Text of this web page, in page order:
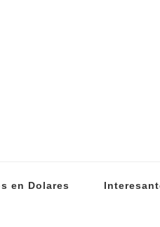
en Dolares